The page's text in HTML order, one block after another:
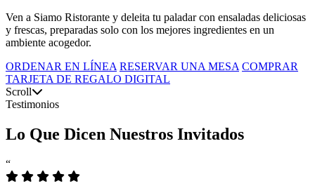
Ven a Siamo Ristorante y deleita tu paladar con ensaladas deliciosas
y frescas, preparadas solo con los mejores ingredientes en un
ambiente acogedor.
ORDENAR EN LÍNEA RESERVAR UNA MESA COMPRAR
TARJETA DE REGALO DIGITAL
Scroll
Testimonios
Lo Que Dicen Nuestros Invitados
“